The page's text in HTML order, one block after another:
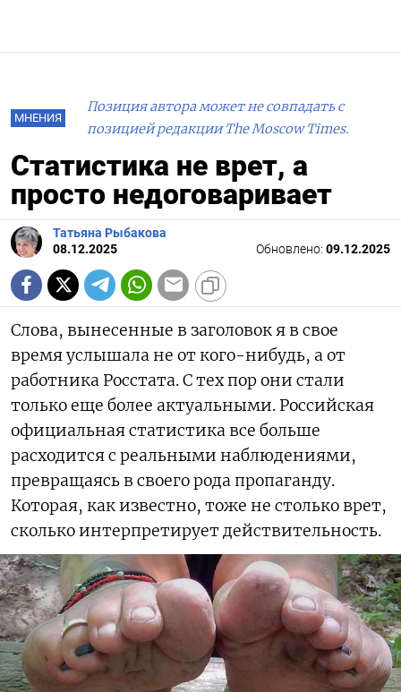
МНЕНИЯ
Позиция автора может не совпадать с
позицией редакции The Moscow Times.
Статистика не врет, а
просто недоговаривает
Татьяна Рыбакова
08.12.2025
Обновлено: 09.12.2025
Слова, вынесенные в заголовок я в свое
время услышала не от кого-нибудь, а от
работника Росстата. С тех пор они стали
только еще более актуальными. Российская
официальная статистика все больше
расходится с реальными наблюдениями,
превращаясь в своего рода пропаганду.
Которая, как известно, тоже не столько врет,
сколько интерпретирует действительность.